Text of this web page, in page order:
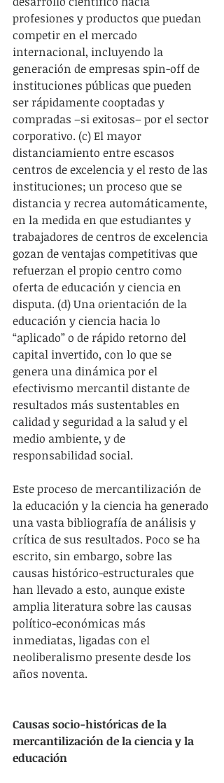
profesiones y productos que puedan
competir en el mercado
internacional, incluyendo la
generación de empresas spin-off de
instituciones públicas que pueden
ser rápidamente cooptadas y
compradas –si exitosas– por el sector
corporativo. (c) El mayor
distanciamiento entre escasos
centros de excelencia y el resto de las
instituciones; un proceso que se
distancia y recrea automáticamente,
en la medida en que estudiantes y
trabajadores de centros de excelencia
gozan de ventajas competitivas que
refuerzan el propio centro como
oferta de educación y ciencia en
disputa. (d) Una orientación de la
educación y ciencia hacia lo
“aplicado” o de rápido retorno del
capital invertido, con lo que se
genera una dinámica por el
efectivismo mercantil distante de
resultados más sustentables en
calidad y seguridad a la salud y el
medio ambiente, y de
responsabilidad social.
Este proceso de mercantilización de
la educación y la ciencia ha generado
una vasta bibliografía de análisis y
crítica de sus resultados. Poco se ha
escrito, sin embargo, sobre las
causas histórico-estructurales que
han llevado a esto, aunque existe
amplia literatura sobre las causas
político-económicas más
inmediatas, ligadas con el
neoliberalismo presente desde los
años noventa.
Causas socio-históricas de la
mercantilización de la ciencia y la
educación